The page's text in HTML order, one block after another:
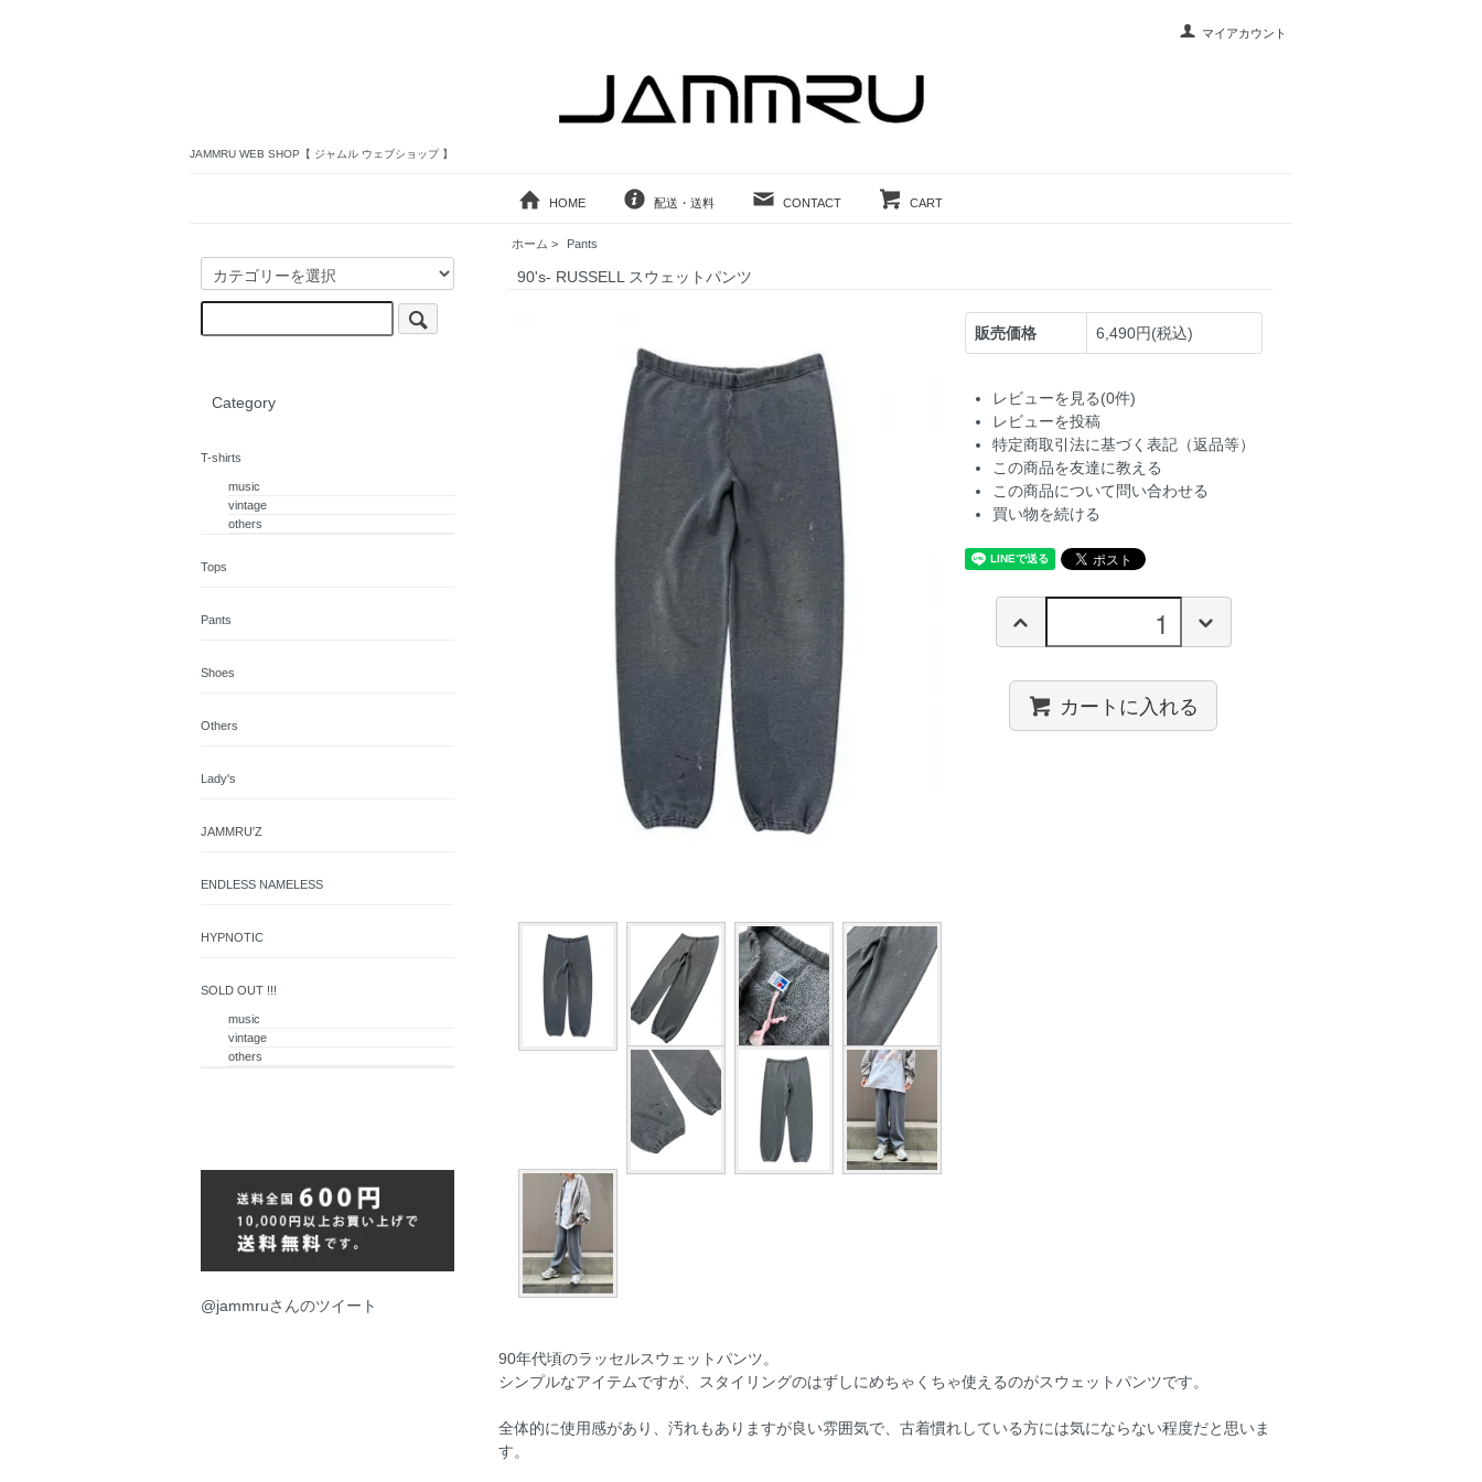
マイアカウント
JAMMRU WEB SHOP【 ジャムル ウェブショップ 】
HOME 配送・送料 CONTACT CART
ホーム > Pants
90's- RUSSELL スウェットパンツ
販売価格 6,490円(税込)
レビューを見る(0件)
レビューを投稿
特定商取引法に基づく表記（返品等）
この商品を友達に教える
この商品について問い合わせる
買い物を続ける
カートに入れる
90年代頃のラッセルスウェットパンツ。
シンプルなアイテムですが、スタイリングのはずしにめちゃくちゃ使えるのがスウェットパンツです。
全体的に使用感があり、汚れもありますが良い雰囲気で、古着慣れしている方には気にならない程度だと思いま
す。
Category
T-shirts
music
vintage
others
Tops
Pants
Shoes
Others
Lady's
JAMMRU'Z
ENDLESS NAMELESS
HYPNOTIC
SOLD OUT !!!
music
vintage
others
@jammruさんのツイート